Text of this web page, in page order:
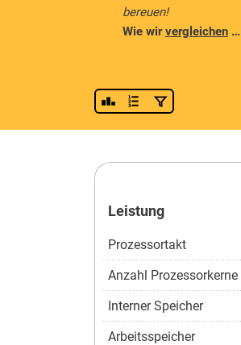
bereuen!
Wie wirvergleichen …
Leistung
Prozessortakt
Anzahl Prozessorkerne
Interner Speicher
Arbeitsspeicher